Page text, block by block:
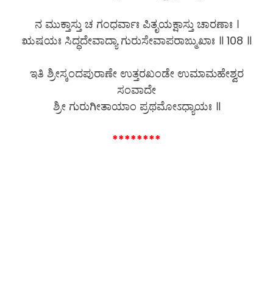
ನ ಮುಕ್ತಾಸ್ತು ಚ ಗಂಧರ್ವಾಃ ಪಿತೃಯಕ್ಷಾಸ್ತು ಚಾರಣಾಃ ।
ಋಷಯಃ ಸಿದ್ಧದೇವಾದ್ಯಾ ಗುರುಸೇವಾಪರಾಙ್ಮುಖಾಃ ॥ 108 ॥
ಇತಿ ಶ್ರೀಸ್ಕಂದಪುರಾಣೇ ಉತ್ತರಖಂಡೇ ಉಮಾಮಹೇಶ್ವರ
ಸಂವಾದೇ
ಶ್ರೀ ಗುರುಗೀತಾಯಾಂ ಪ್ರಥಮೋಽಧ್ಯಾಯಃ ॥
********